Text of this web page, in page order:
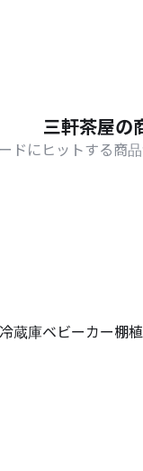
三軒茶屋の
ドにヒットする商
冷蔵庫ベビーカー棚